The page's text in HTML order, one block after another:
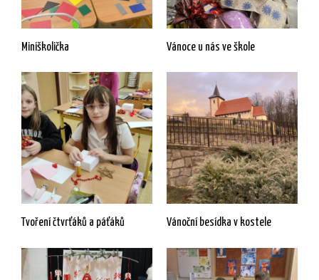
Miniškolička Vánoce u nás ve škole
Tvoření čtvrťáků a páťáků Vánoční besídka v kostele